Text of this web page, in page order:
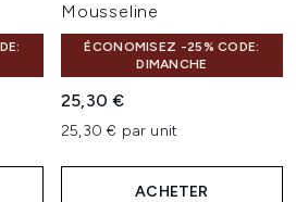
de 5
Mousseline
ÉCONOMISEZ -25% CODE:
DIMANCHE
25,30 €
25,30 € par unit
ACHETER